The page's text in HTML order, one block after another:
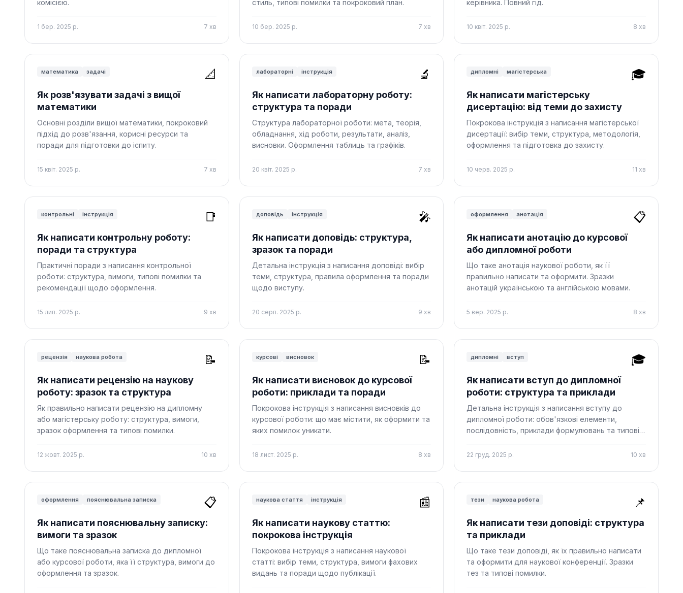
комісією.
1 бер. 2025 р. 7 хв
стиль, типові помилки та покроковий план.
10 бер. 2025 р. 7 хв
керівника. Повний гід.
10 квіт. 2025 р. 8 хв
математика задачі 📐
Як розв'язувати задачі з вищої
математики
Основні розділи вищої математики, покроковий
підхід до розв'язання, корисні ресурси та
поради для підготовки до іспиту.
15 квіт. 2025 р. 7 хв
лабораторні інструкція 🔬
Як написати лабораторну роботу:
структура та поради
Структура лабораторної роботи: мета, теорія,
обладнання, хід роботи, результати, аналіз,
висновки. Оформлення таблиць та графіків.
20 квіт. 2025 р. 7 хв
дипломні магістерська 🎓
Як написати магістерську
дисертацію: від теми до захисту
Покрокова інструкція з написання магістерської
дисертації: вибір теми, структура, методологія,
оформлення та підготовка до захисту.
10 черв. 2025 р. 11 хв
контрольні інструкція 📑
Як написати контрольну роботу:
поради та структура
Практичні поради з написання контрольної
роботи: структура, вимоги, типові помилки та
рекомендації щодо оформлення.
15 лип. 2025 р. 9 хв
доповідь інструкція 🎤
Як написати доповідь: структура,
зразок та поради
Детальна інструкція з написання доповіді: вибір
теми, структура, правила оформлення та поради
щодо виступу.
20 серп. 2025 р. 9 хв
оформлення анотація 📋
Як написати анотацію до курсової
або дипломної роботи
Що таке анотація наукової роботи, як її
правильно написати та оформити. Зразки
анотацій українською та англійською мовами.
5 вер. 2025 р. 8 хв
рецензія наукова робота 📝
Як написати рецензію на наукову
роботу: зразок та структура
Як правильно написати рецензію на дипломну
або магістерську роботу: структура, вимоги,
зразок оформлення та типові помилки.
12 жовт. 2025 р. 10 хв
курсові висновок 📝
Як написати висновок до курсової
роботи: приклади та поради
Покрокова інструкція з написання висновків до
курсової роботи: що має містити, як оформити та
яких помилок уникати.
18 лист. 2025 р. 8 хв
дипломні вступ 🎓
Як написати вступ до дипломної
роботи: структура та приклади
Детальна інструкція з написання вступу до
дипломної роботи: обов'язкові елементи,
послідовність, приклади формулювань та типові
22 груд. 2025 р. 10 хв
оформлення пояснювальна записка 📋
Як написати пояснювальну записку:
вимоги та зразок
Що таке пояснювальна записка до дипломної
або курсової роботи, яка її структура, вимоги до
оформлення та зразок.
наукова стаття інструкція 📰
Як написати наукову статтю:
покрокова інструкція
Покрокова інструкція з написання наукової
статті: вибір теми, структура, вимоги фахових
видань та поради щодо публікації.
тези наукова робота 📌
Як написати тези доповіді: структура
та приклади
Що таке тези доповіді, як їх правильно написати
та оформити для наукової конференції. Зразки
тез та типові помилки.